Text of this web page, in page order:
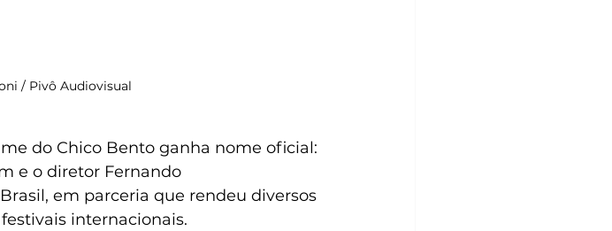
/ Pivô Audiovisual
do Chico Bento ganha nome oficial:
e o diretor Fernando
em parceria que rendeu diversos
festivais internacionais.